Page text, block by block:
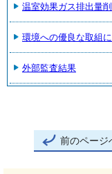
温室効果ガス排出量
環境への優良な取組
外部監査結果
前のページ